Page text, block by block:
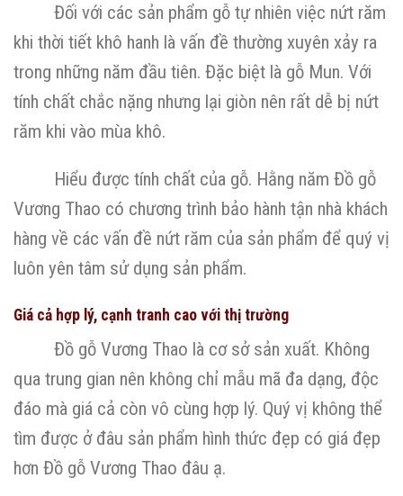
Đối với các sản phẩm gỗ tự nhiên việc nứt răm
khi thời tiết khô hanh là vấn đề thường xuyên xảy ra
trong những năm đầu tiên. Đặc biệt là gỗ Mun. Với
tính chất chắc nặng nhưng lại giòn nên rất dễ bị nứt
răm khi vào mùa khô.
Hiểu được tính chất của gỗ. Hằng năm Đồ gỗ
Vương Thao có chương trình bảo hành tận nhà khách
hàng về các vấn đề nứt răm của sản phẩm để quý vị
luôn yên tâm sử dụng sản phẩm.
Giá cả hợp lý, cạnh tranh cao với thị trường
Đồ gỗ Vương Thao là cơ sở sản xuất. Không
qua trung gian nên không chỉ mẫu mã đa dạng, độc
đáo mà giá cả còn vô cùng hợp lý. Quý vị không thể
tìm được ở đâu sản phẩm hình thức đẹp có giá đẹp
hơn Đồ gỗ Vương Thao đâu ạ.